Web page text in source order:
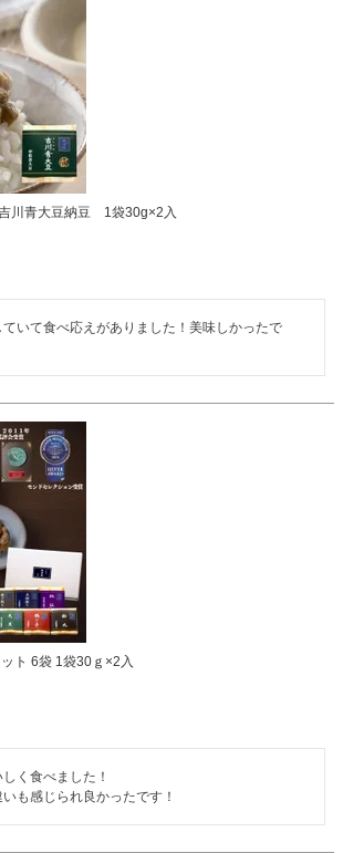
川青大豆納豆 1袋30g×2入
いて食べ応えがありました！美味しかったで
ト 6袋 1袋30ｇ×2入
く食べました！
も感じられ良かったです！